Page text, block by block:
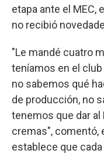
etapa ante el MEC,
no recibió
"Le mandé cuatro
teníamos en el
no sabemos qué
de producción, no
tenemos que dar
cremas", comentó,
establece que